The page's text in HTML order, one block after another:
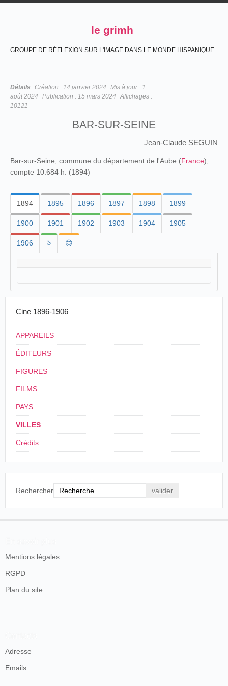
le grimh
GROUPE DE RÉFLEXION SUR L'IMAGE DANS LE MONDE HISPANIQUE
Détails Création : 14 janvier 2024 Mis à jour : 1
août 2024
Publication : 15 mars 2024
Affichages :
10121
BAR-SUR-SEINE
Jean-Claude SEGUIN
Bar-sur-Seine, commune du département de l'Aube (France),
compte 10.684 h. (1894)
1894 1895 1896 1897 1898 1899
1900 1901 1902 1903 1904 1905
1906 $ 😊
Cine 1896-1906
APPAREILS
ÉDITEURS
FIGURES
FILMS
PAYS
VILLES
Crédits
Rechercher
Mentions légales
RGPD
Plan du site
Adresse
Emails